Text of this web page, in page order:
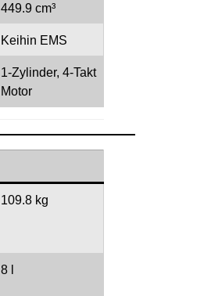
449.9 cm³
Keihin EMS
1-Zylinder, 4-Takt
Motor
109.8 kg
8 l